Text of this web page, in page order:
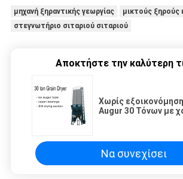
μηχανή ξηραντικής γεωργίας
μικτούς ξηρούς
στεγνωτήριο σιταριού σιταριού
Αποκτήστε την καλύτερη
Χωρίς
Augur 30 Τόνων με
Να συνεχίσει